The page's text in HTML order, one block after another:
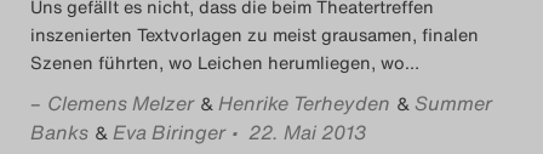
Archiv
Impressum
Uns gefällt es nicht, dass die beim Theatertreffen
inszenierten Textvorlagen zu meist grausamen, finalen
Szenen führten, wo Leichen herumliegen, wo…
– Clemens Melzer &Henrike Terheyden & Summer
Banks &Eva Biringer • 22. Mai 2013